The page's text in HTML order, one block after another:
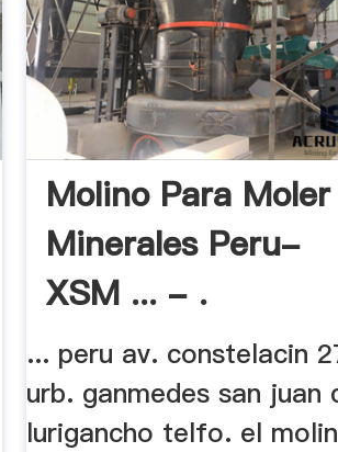
Molino Para Moler
Minerales Peru-
XSM ... - .
... peru av. constelacin
urb. ganmedes san juan
lurigancho telfo. el